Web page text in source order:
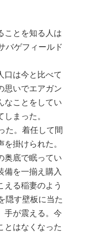
ことを知る人は
バゲフィールド
口は今と比べて
思いでエアガン
なことをしてい
まった。
た。着任して間
掛けられた。
奥底で眠ってい
備を一揃え購入
える稲妻のよう
隠す壁板に当た
手が震える。今
とはなくなった